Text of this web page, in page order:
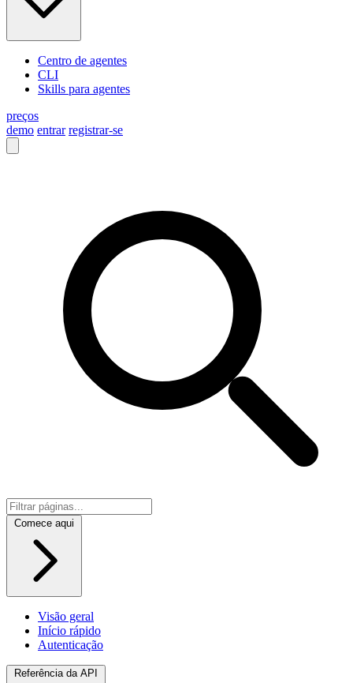
Centro de agentes
CLI
Skills para agentes
preços
demo entrar registrar-se
Comece aqui
Visão geral
Início rápido
Autenticação
Referência da API